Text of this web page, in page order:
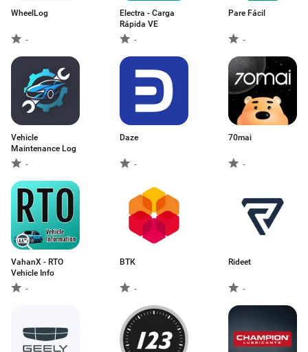
WheelLog
-
Electra - Carga
Rápida VE
-
Pare Fácil
-
Vehicle
Maintenance Log
-
Daze
-
70mai
-
VahanX - RTO
Vehicle Info
-
ВТК
-
Rideet
-